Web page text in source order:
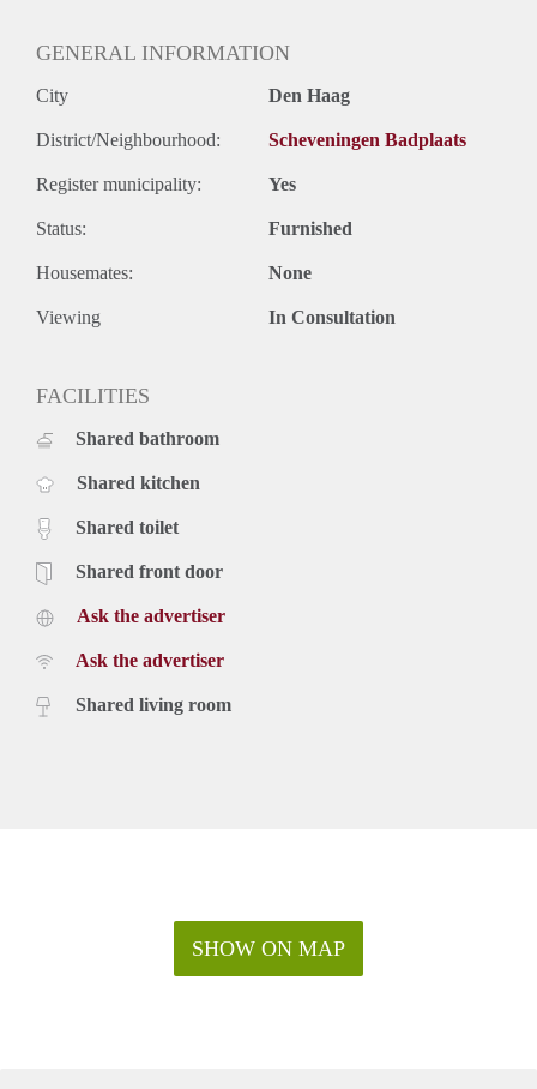
- Extra diensten Vesting Vastgoed (uurloon / servicepakket -
GENERAL INFORMATION
City Den Haag
District/Neighbourhood: Scheveningen Badplaats
Register municipality: Yes
Status: Furnished
Housemates: None
Viewing In Consultation
FACILITIES
Shared bathroom
Shared kitchen
Shared toilet
Shared front door
Ask the advertiser
Ask the advertiser
Shared living room
SHOW ON MAP